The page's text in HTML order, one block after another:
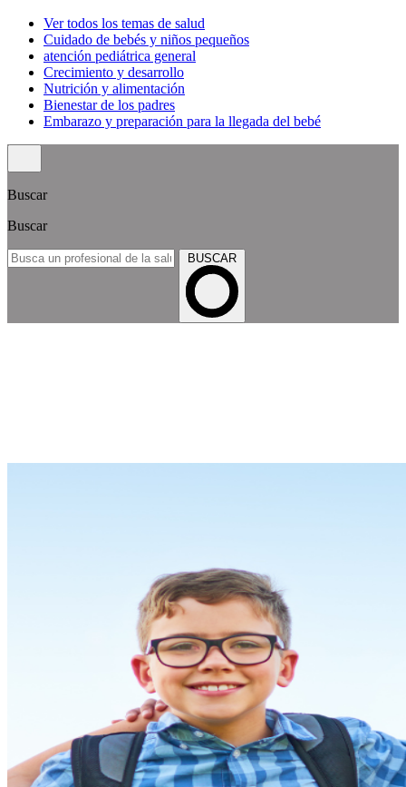
Ver todos los temas de salud
Cuidado de bebés y niños pequeños
atención pediátrica general
Crecimiento y desarrollo
Nutrición y alimentación
Bienestar de los padres
Embarazo y preparación para la llegada del bebé
Buscar
Buscar
BUSCAR